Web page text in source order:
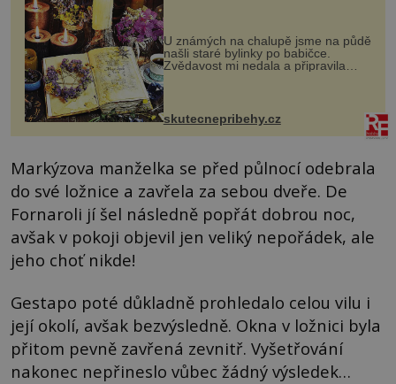
U známých na chalupě jsme na půdě
našli staré bylinky po babičce.
Zvědavost mi nedala a připravila
jsem si z nich lektvar… Zimní pobyt
na chalupě se pro mě vlastní vinou
změnil v děsivý zážitek, na kt...
skutecnepribehy.cz
Markýzova manželka se před půlnocí odebrala
do své ložnice a zavřela za sebou dveře. De
Fornaroli jí šel následně popřát dobrou noc,
avšak v pokoji objevil jen veliký nepořádek, ale
jeho choť nikde!
Gestapo poté důkladně prohledalo celou vilu i
její okolí, avšak bezvýsledně. Okna v ložnici byla
přitom pevně zavřená zevnitř. Vyšetřování
nakonec nepřineslo vůbec žádný výsledek…